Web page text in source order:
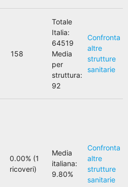
158
Totale
Italia:
64519
Media
per
struttura:
92
Confronta
altre
strutture
sanitarie
0.00% (1
ricoveri)
Media
italiana:
9.80%
Confronta
altre
strutture
sanitarie